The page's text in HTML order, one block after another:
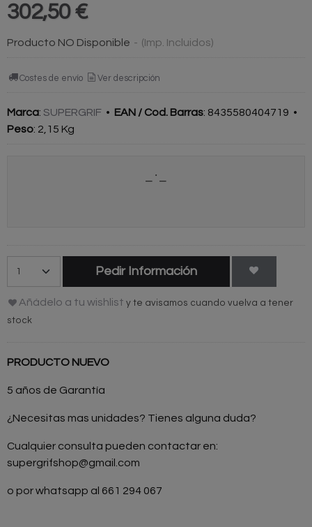
302,50 €
Producto NO Disponible - (Imp. Incluidos)
Costes de envío Ver descripción
Marca: SUPERGRIF • EAN / Cod. Barras: 8435580404719 •
Peso: 2,15 Kg
Pedir Información
Añádelo a tu wishlist y te avisamos cuando vuelva a tener
stock
PRODUCTO NUEVO
5 años de Garantía
¿Necesitas mas unidades? Tienes alguna duda?
Cualquier consulta pueden contactar en:
supergrifshop@gmail.com
o por whatsapp al 661 294 067